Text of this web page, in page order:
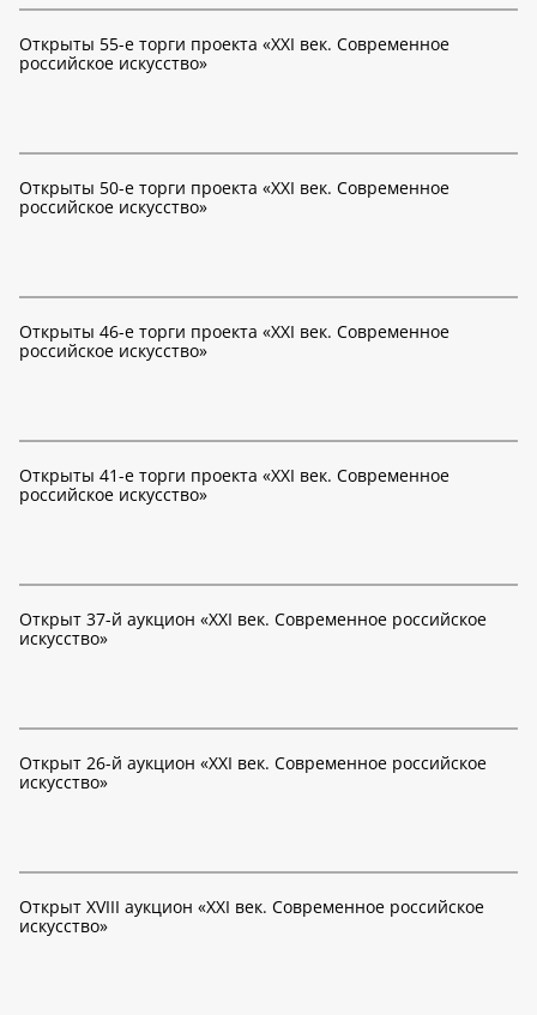
Открыты 55-е торги проекта «XXI век. Современное
российское искусство»
Открыты 50-е торги проекта «XXI век. Современное
российское искусство»
Открыты 46-е торги проекта «XXI век. Современное
российское искусство»
Открыты 41-е торги проекта «XXI век. Современное
российское искусство»
Открыт 37-й аукцион «XXI век. Современное российское
искусство»
Открыт 26-й аукцион «XXI век. Современное российское
искусство»
Открыт XVIII аукцион «XXI век. Современное российское
искусство»